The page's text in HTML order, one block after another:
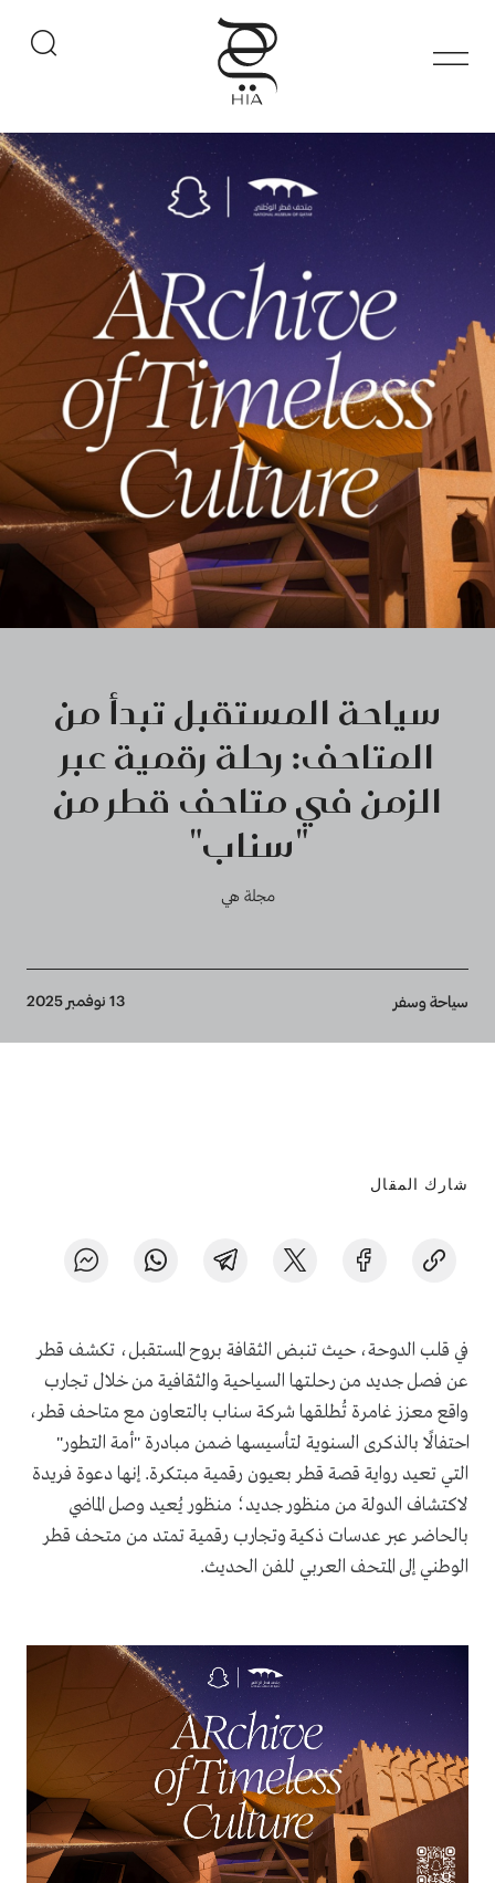
سياحة المستقبل تبدأ من
المتاحف: رحلة رقمية عبر
الزمن في متاحف قطر من
"سناب"
مجلة هي
Breadcrumb
سياحة وسفر 13 نوفمبر 2025
شارك المقال
في قلب الدوحة، حيث تنبض الثقافة بروح المستقبل، تكشف قطر
عن فصل جديد من رحلتها السياحية والثقافية من خلال تجارب
واقع معزز غامرة تُطلقها شركة سناب بالتعاون مع متاحف قطر،
احتفالًا بالذكرى السنوية لتأسيسها ضمن مبادرة "أمة التطور"
التي تعيد رواية قصة قطر بعيون رقمية مبتكرة. إنها دعوة فريدة
لاكتشاف الدولة من منظور جديد؛ منظور يُعيد وصل الماضي
بالحاضر عبر عدسات ذكية وتجارب رقمية تمتد من متحف قطر
الوطني إلى المتحف العربي للفن الحديث.